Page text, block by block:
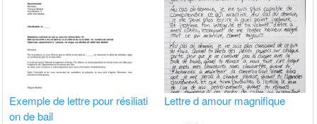
Exemple de lettre pour résiliati
on de bail
Lettre d amour magnifique